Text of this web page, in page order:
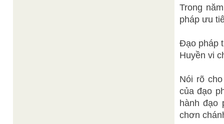
Trong
pháp ưu
Đạo pháp
Huyền vi
Nói rõ
của đạo
hành đạo
chơn